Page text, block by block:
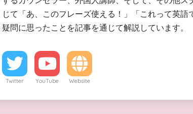
じて「あ、このフレーズ使える！」「これって英語
疑問に思ったことを記事を通じて解説しています。
Twitter YouTube Website